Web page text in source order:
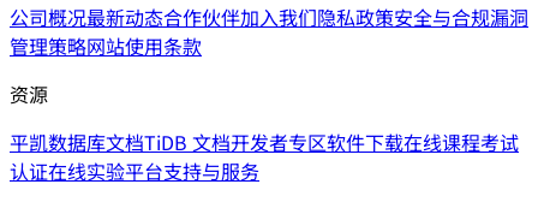
公司概况最新动态合作伙伴加入我们隐私政策安全与合规漏洞
管理策略网站使用条款
资源
平凯数据库文档TiDB 文档开发者专区软件下载在线课程考试
认证在线实验平台支持与服务